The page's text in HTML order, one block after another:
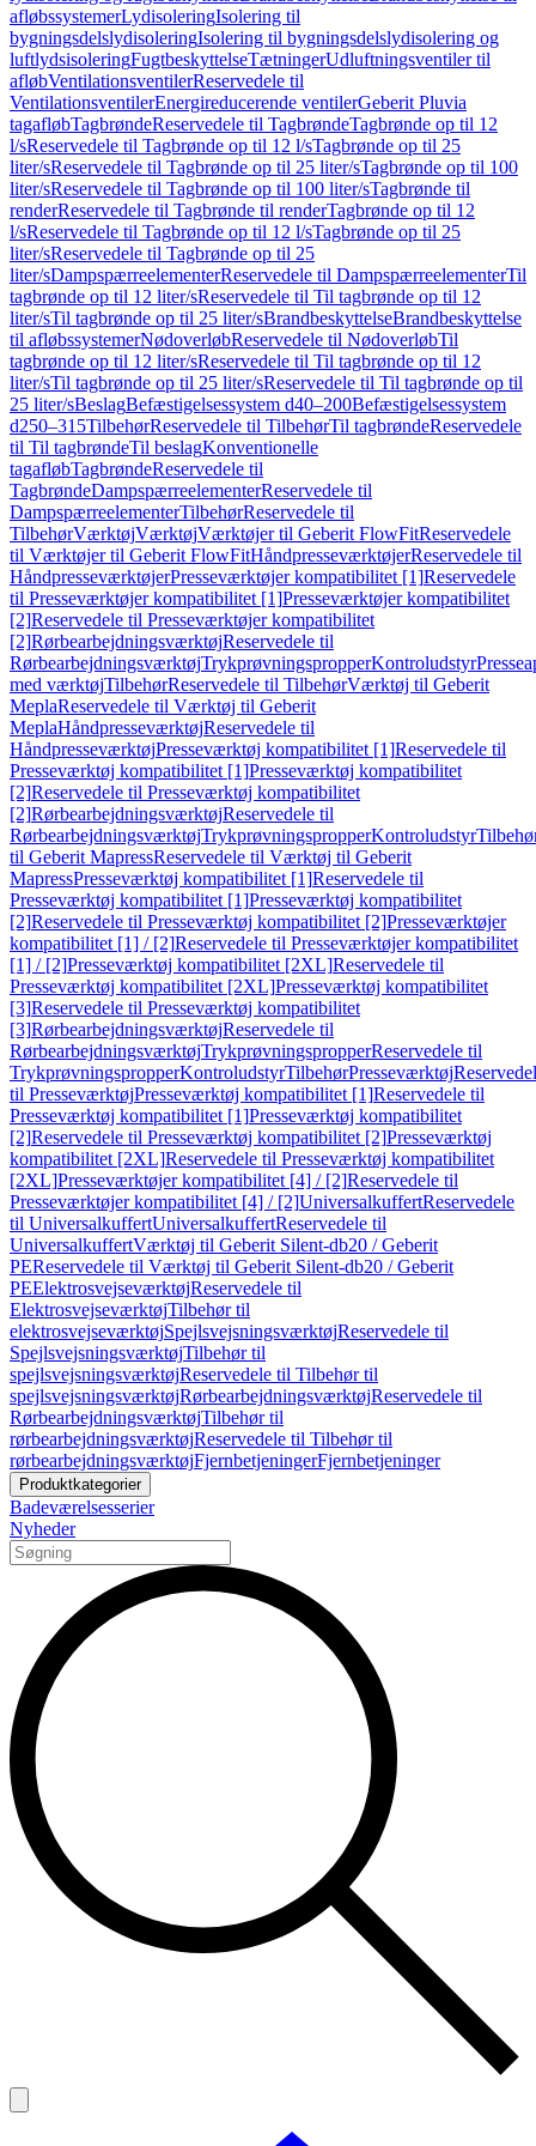
afløbssystemerLydisoleringIsolering til
bygningsdelslydisoleringIsolering til bygningsdelslydisolering og
luftlydsisoleringFugtbeskyttelseTætningerUdluftningsventiler til
afløbVentilationsventilerReservedele til
VentilationsventilerEnergireducerende ventilerGeberit Pluvia
tagafløbTagbrøndeReservedele til TagbrøndeTagbrønde op til 12
l/sReservedele til Tagbrønde op til 12 l/sTagbrønde op til 25
liter/sReservedele til Tagbrønde op til 25 liter/sTagbrønde op til 100
liter/sReservedele til Tagbrønde op til 100 liter/sTagbrønde til
renderReservedele til Tagbrønde til renderTagbrønde op til 12
l/sReservedele til Tagbrønde op til 12 l/sTagbrønde op til 25
liter/sReservedele til Tagbrønde op til 25
liter/sDampspærreelementerReservedele til DampspærreelementerTil
tagbrønde op til 12 liter/sReservedele til Til tagbrønde op til 12
liter/sTil tagbrønde op til 25 liter/sBrandbeskyttelseBrandbeskyttelse
til afløbssystemerNødoverløbReservedele til NødoverløbTil
tagbrønde op til 12 liter/sReservedele til Til tagbrønde op til 12
liter/sTil tagbrønde op til 25 liter/sReservedele til Til tagbrønde op til
25 liter/sBeslagBefæstigelsessystem d40–200Befæstigelsessystem
d250–315TilbehørReservedele til TilbehørTil tagbrøndeReservedele
til Til tagbrøndeTil beslagKonventionelle
tagafløbTagbrøndeReservedele til
TagbrøndeDampspærreelementerReservedele til
DampspærreelementerTilbehørReservedele til
TilbehørVærktøjVærktøjVærktøjer til Geberit FlowFitReservedele
til Værktøjer til Geberit FlowFitHåndpresseværktøjerReservedele til
HåndpresseværktøjerPresseværktøjer kompatibilitet [1]Reservedele
til Presseværktøjer kompatibilitet [1]Presseværktøjer kompatibilitet
[2]Reservedele til Presseværktøjer kompatibilitet
[2]RørbearbejdningsværktøjReservedele til
RørbearbejdningsværktøjTrykprøvningspropperKontroludstyr
med værktøjTilbehørReservedele til TilbehørVærktøj til Geberit
MeplaReservedele til Værktøj til Geberit
MeplaHåndpresseværktøjReservedele til
HåndpresseværktøjPresseværktøj kompatibilitet [1]Reservedele til
Presseværktøj kompatibilitet [1]Presseværktøj kompatibilitet
[2]Reservedele til Presseværktøj kompatibilitet
[2]RørbearbejdningsværktøjReservedele til
RørbearbejdningsværktøjTrykprøvningspropperKontroludstyr
til Geberit MapressReservedele til Værktøj til Geberit
MapressPresseværktøj kompatibilitet [1]Reservedele til
Presseværktøj kompatibilitet [1]Presseværktøj kompatibilitet
[2]Reservedele til Presseværktøj kompatibilitet [2]Presseværktøjer
kompatibilitet [1] / [2]Reservedele til Presseværktøjer kompatibilitet
[1] / [2]Presseværktøj kompatibilitet [2XL]Reservedele til
Presseværktøj kompatibilitet [2XL]Presseværktøj kompatibilitet
[3]Reservedele til Presseværktøj kompatibilitet
[3]RørbearbejdningsværktøjReservedele til
RørbearbejdningsværktøjTrykprøvningspropperReservedele til
TrykprøvningspropperKontroludstyrTilbehørPresseværktøj
til PresseværktøjPresseværktøj kompatibilitet [1]Reservedele til
Presseværktøj kompatibilitet [1]Presseværktøj kompatibilitet
[2]Reservedele til Presseværktøj kompatibilitet [2]Presseværktøj
kompatibilitet [2XL]Reservedele til Presseværktøj kompatibilitet
[2XL]Presseværktøjer kompatibilitet [4] / [2]Reservedele til
Presseværktøjer kompatibilitet [4] / [2]UniversalkuffertReservedele
til UniversalkuffertUniversalkuffertReservedele til
UniversalkuffertVærktøj til Geberit Silent-db20 / Geberit
PEReservedele til Værktøj til Geberit Silent-db20 / Geberit
PEElektrosvejseværktøjReservedele til
ElektrosvejseværktøjTilbehør til
elektrosvejseværktøjSpejlsvejsningsværktøjReservedele til
SpejlsvejsningsværktøjTilbehør til
spejlsvejsningsværktøjReservedele til Tilbehør til
spejlsvejsningsværktøjRørbearbejdningsværktøjReservedele til
RørbearbejdningsværktøjTilbehør til
rørbearbejdningsværktøjReservedele til Tilbehør til
rørbearbejdningsværktøjFjernbetjeningerFjernbetjeninger
Produktkategorier
Badeværelsesserier
Nyheder